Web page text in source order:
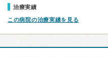
治療実績
この病院の治療実績を見る